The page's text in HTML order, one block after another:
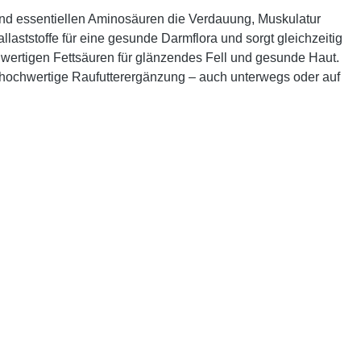
essentiellen Aminosäuren die Verdauung, Muskulatur
für eine gesunde Darmflora und sorgt gleichzeitig
Fettsäuren für glänzendes Fell und gesunde Haut.
Raufutterergänzung – auch unterwegs oder auf